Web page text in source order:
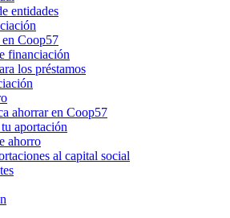
entidades
Coop57
financiación
los préstamos
ahorrar en Coop57
aportación
ahorro
al capital social